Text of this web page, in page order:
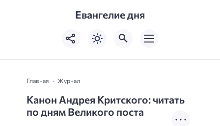
Евангелие дня
Главная Журнал
Канон Андрея Критского: читать
по дням Великого поста